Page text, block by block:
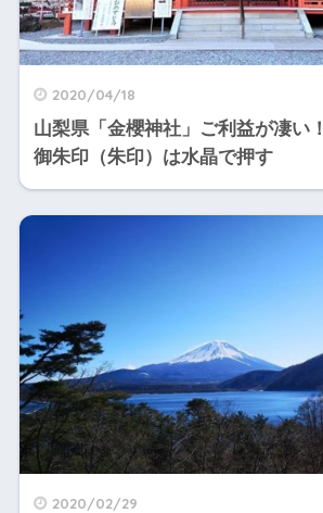
2020/04/18
山梨県「金櫻神社」ご利益が凄い
御朱印（朱印）は水晶で押す
2020/02/29